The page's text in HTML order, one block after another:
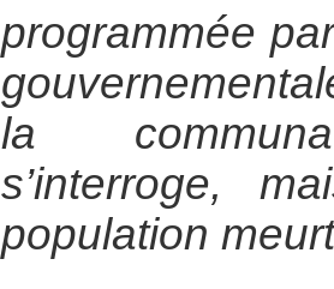
programmée
la
s’interroge,
population